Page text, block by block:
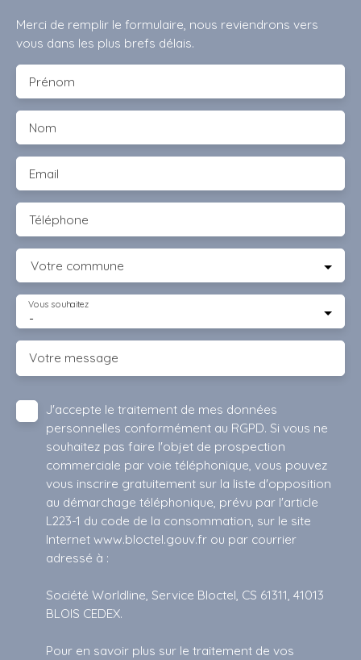
Merci de remplir le formulaire, nous reviendrons vers
vous dans les plus brefs délais.
Prénom
Nom
Email
Téléphone
Votre commune
-
Vous souhaitez
Votre message
J'accepte le traitement de mes données
personnelles conformément au RGPD. Si vous ne
souhaitez pas faire l'objet de prospection
commerciale par voie téléphonique, vous pouvez
vous inscrire gratuitement sur la liste d'opposition
au démarchage téléphonique, prévu par l'article
L223-1 du code de la consommation, sur le site
Internet www.bloctel.gouv.fr ou par courrier
adressé à :
Société Worldline, Service Bloctel, CS 61311, 41013
BLOIS CEDEX.
Pour en savoir plus sur le traitement de vos